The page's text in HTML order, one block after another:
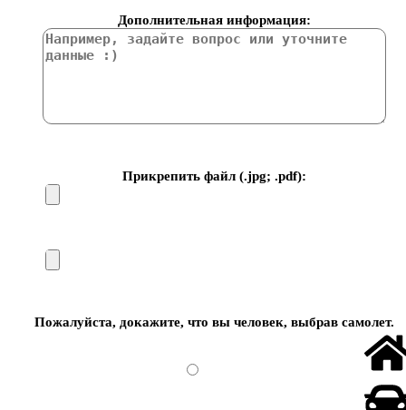
Дополнительная информация:
Прикрепить файл (.jpg; .pdf):
Пожалуйста, докажите, что вы человек, выбравсамолет.